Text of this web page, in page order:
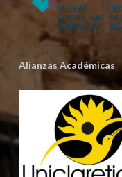
Alianzas Académicas